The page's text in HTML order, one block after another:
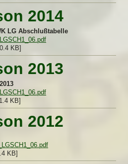
2014
LG Abschlußtabelle
KB]
2013
KB]
2012
KB]